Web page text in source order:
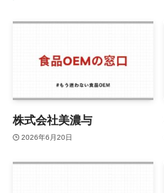
株式会社美濃与
2026年6月20日